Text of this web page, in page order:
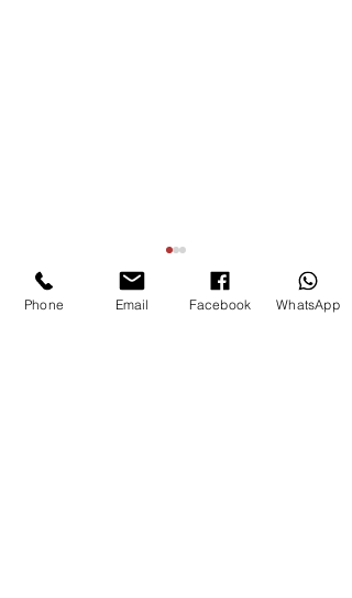
Phone Email Facebook WhatsApp